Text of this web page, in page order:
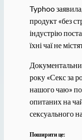
Typhoo
продукт «без
індустрію
їхні чаї не
року «Секс за
нашого чаю»
опитаних на
сексуального
Поширити це: